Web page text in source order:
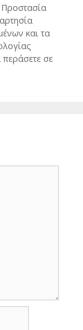
Προστασία
και τα
περάσετε σε